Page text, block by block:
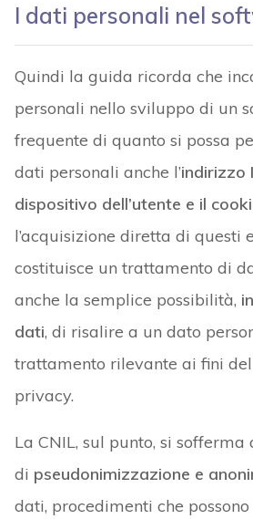
I dati personali nel
Quindi la guida ricorda che
personali nello sviluppo di un
frequente di quanto si possa
dati personali anche l’indirizzo
dispositivo dell’utente e il
l’acquisizione diretta di questi
costituisce un trattamento di
anche la semplice possibilità,
dati, di risalire a un dato
trattamento rilevante ai fini
privacy.
La CNIL, sul punto, si sofferma
di pseudonimizzazione e
dati, procedimenti che